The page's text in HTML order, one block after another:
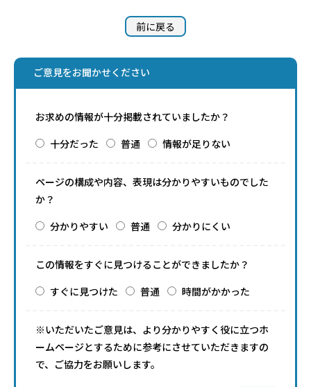
前に戻る
ご意見をお聞かせください
お求めの情報が十分掲載されていましたか？
十分だった
普通 情報が足りない
ページの構成や内容、表現は分かりやすいものでした
か？
分かりやすい
普通 分かりにくい
この情報をすぐに見つけることができましたか？
すぐに見つけた
普通 時間がかかった
※いただいたご意見は、より分かりやすく役に立つホ
ームページとするために参考にさせていただきますの
で、ご協力をお願いします。